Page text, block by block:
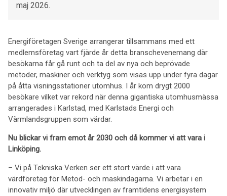
maj 2026.
Energiföretagen Sverige arrangerar tillsammans med ett
medlemsföretag vart fjärde år detta branschevenemang där
besökarna får gå runt och ta del av nya och beprövade
metoder, maskiner och verktyg som visas upp under fyra dagar
på åtta visningsstationer utomhus. I år kom drygt 2000
besökare vilket var rekord när denna gigantiska utomhusmässa
arrangerades i Karlstad, med Karlstads Energi och
Värmlandsgruppen som värdar.
Nu blickar vi fram emot år 2030 och då kommer vi att vara i
Linköping.
– Vi på Tekniska Verken ser ett stort värde i att vara
värdföretag för Metod- och maskindagarna. Vi arbetar i en
innovativ miljö där utvecklingen av framtidens energisystem